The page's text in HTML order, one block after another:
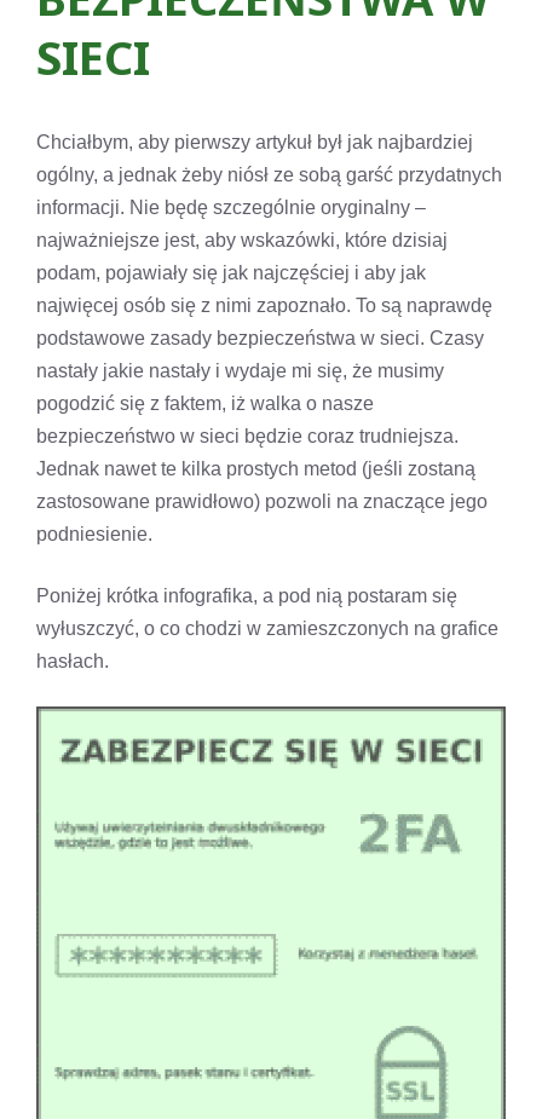
SIECI
Chciałbym, aby pierwszy artykuł był jak najbardziej
ogólny, a jednak żeby niósł ze sobą garść przydatnych
informacji. Nie będę szczególnie oryginalny –
najważniejsze jest, aby wskazówki, które dzisiaj
podam, pojawiały się jak najczęściej i aby jak
najwięcej osób się z nimi zapoznało. To są naprawdę
podstawowe zasady bezpieczeństwa w sieci. Czasy
nastały jakie nastały i wydaje mi się, że musimy
pogodzić się z faktem, iż walka o nasze
bezpieczeństwo w sieci będzie coraz trudniejsza.
Jednak nawet te kilka prostych metod (jeśli zostaną
zastosowane prawidłowo) pozwoli na znaczące jego
podniesienie.
Poniżej krótka infografika, a pod nią postaram się
wyłuszczyć, o co chodzi w zamieszczonych na grafice
hasłach.